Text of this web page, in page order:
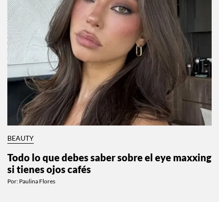
BEAUTY
Todo lo que debes saber sobre el eye maxxing
si tienes ojos cafés
Por: Paulina Flores